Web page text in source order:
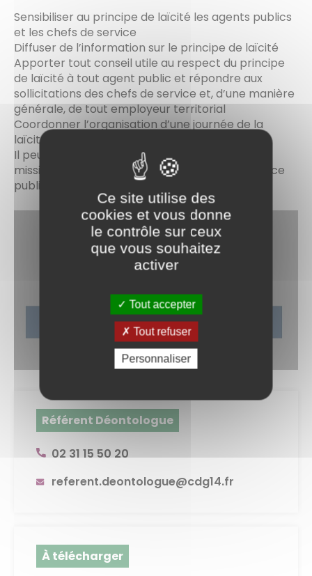
Sensibiliser au principe de laïcité les agents publics
et les chefs de service
Diffuser de l’information sur le principe de laïcité
Apporter tout conseil utile au respect du principe
de laïcité à tout agent public et répondre aux
sollicitations des chefs de service et, d’une manière
générale, de tout employeur territorial
Coordonner l’organisation d’une journée de la
laïcité le 9 décembre de chaque année
Il peut aussi se voir confier la réalisation d’une
mission de médiation entre les usagers du service
public et l’administration
Référent Déontologue
02 31 15 50 20
referent.deontologue@cdg14.fr
À télécharger
Ce site utilise des
cookies et vous donne
le contrôle sur ceux
que vous souhaitez
activer
Tout accepter
Tout refuser
Personnaliser